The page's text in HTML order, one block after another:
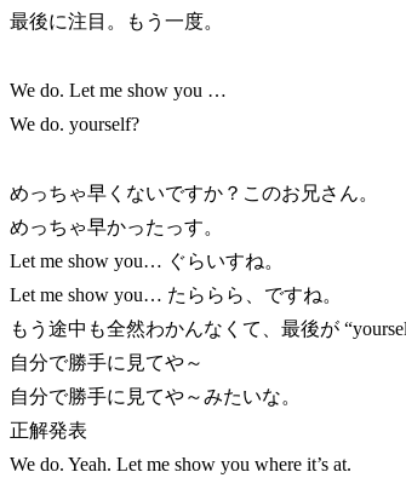
最後に注目。もう一度。
We do. Let me show you …
We do. yourself?
めっちゃ早くないですか？このお兄さん。
めっちゃ早かったっす。
Let me show you… ぐらいすね。
Let me show you… たららら、ですね。
もう途中も全然わかんなくて、最後が
自分で勝手に見てや～
自分で勝手に見てや～みたいな。
正解発表
We do. Yeah. Let me show you where it’s at.